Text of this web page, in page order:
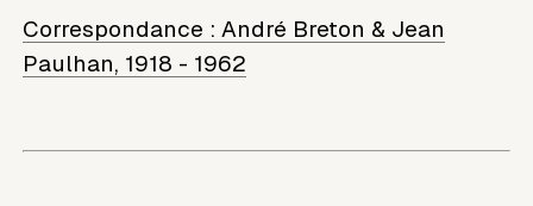
Correspondance : André Breton & Jean
Paulhan, 1918 - 1962